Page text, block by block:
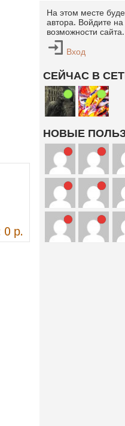
0 р.
На этом месте
автора. Войдите
возможности сайта.
Вход
СЕЙЧАС В
НОВЫЕ